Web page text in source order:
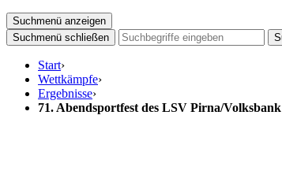
Suchmenü anzeigen
Suchmenü schließen
Start›
Wettkämpfe›
Ergebnisse›
71. Abendsportfest des LSV Pirna/